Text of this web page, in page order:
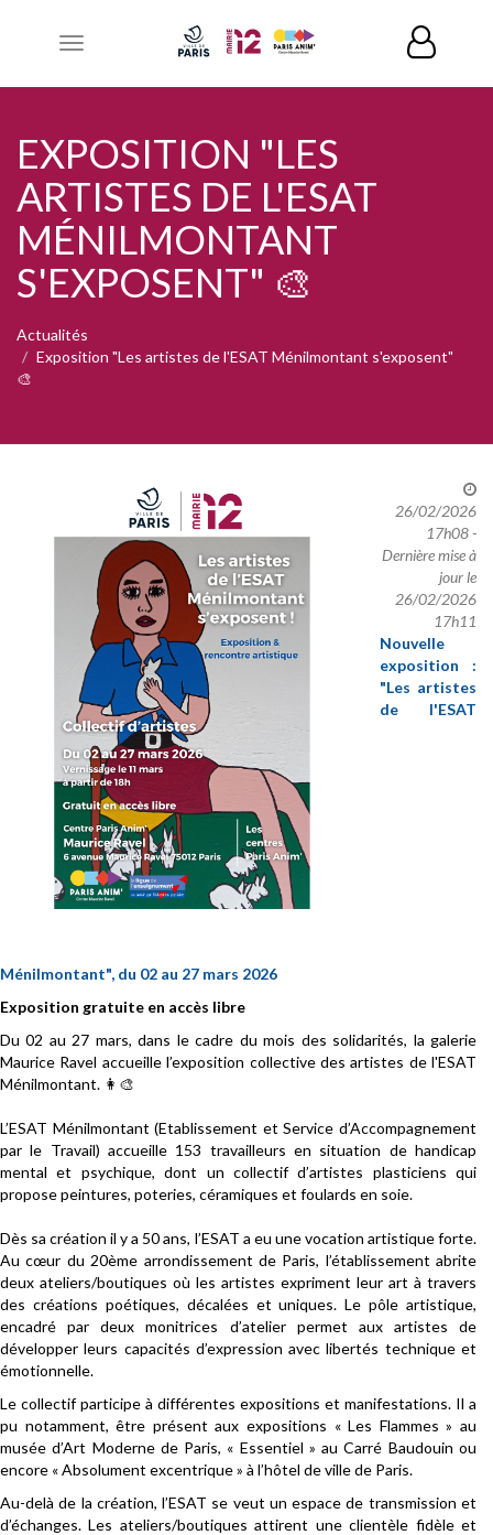
Toggle
EXPOSITION "LES
ARTISTES DE L'ESAT
MÉNILMONTANT
S'EXPOSENT" 🎨
Actualités
Exposition "Les artistes de l'ESAT Ménilmontant s'exposent"
🎨
26/02/2026
17h08 -
Dernière mise à
jour le
26/02/2026
17h11
Nouvelle
exposition :
"Les artistes
de l'ESAT
Ménilmontant", du 02 au 27 mars 2026
Exposition gratuite en accès libre
Du 02 au 27 mars, dans le cadre du mois des solidarités, la galerie
Maurice Ravel accueille l’exposition collective des artistes de l'ESAT
Ménilmontant. 👩‍🎨
L’ESAT Ménilmontant (Etablissement et Service d’Accompagnement
par le Travail) accueille 153 travailleurs en situation de handicap
mental et psychique, dont un collectif d’artistes plasticiens qui
propose peintures, poteries, céramiques et foulards en soie.
Dès sa création il y a 50 ans, l’ESAT a eu une vocation artistique forte.
Au cœur du 20ème arrondissement de Paris, l’établissement abrite
deux ateliers/boutiques où les artistes expriment leur art à travers
des créations poétiques, décalées et uniques. Le pôle artistique,
encadré par deux monitrices d’atelier permet aux artistes de
développer leurs capacités d’expression avec libertés technique et
émotionnelle.
Le collectif participe à différentes expositions et manifestations. Il a
pu notamment, être présent aux expositions « Les Flammes » au
musée d’Art Moderne de Paris, « Essentiel » au Carré Baudouin ou
encore « Absolument excentrique » à l’hôtel de ville de Paris.
Au-delà de la création, l’ESAT se veut un espace de transmission et
d’échanges. Les ateliers/boutiques attirent une clientèle fidèle et